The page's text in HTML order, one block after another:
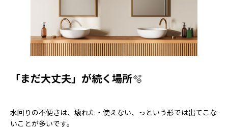
「まだ大丈夫」が続く場所🫧
水回りの不便さは、壊れた・使えない、っという形では出てこな
いことが多いです。